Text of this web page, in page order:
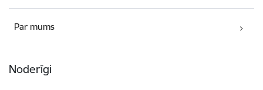
Par mums
Noderīgi